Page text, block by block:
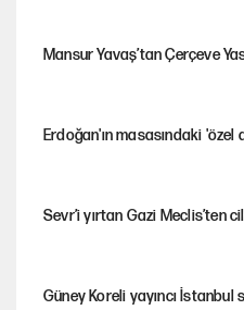
Mansur Yavaş’tan Çerçeve
Erdoğan'ın masasındaki
Sevr’i yırtan Gazi Meclis’ten
Güney Koreli yayıncı İstanbul